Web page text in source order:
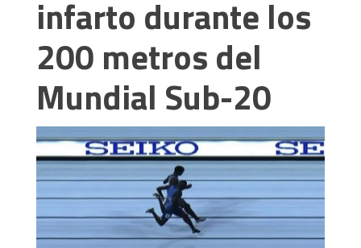
infarto durante los
200 metros del
Mundial Sub-20